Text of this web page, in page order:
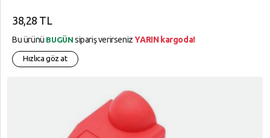
38,28 TL
Bu ürünü BUGÜN sipariş verirsenizYARIN kargoda!
Hızlıca göz at